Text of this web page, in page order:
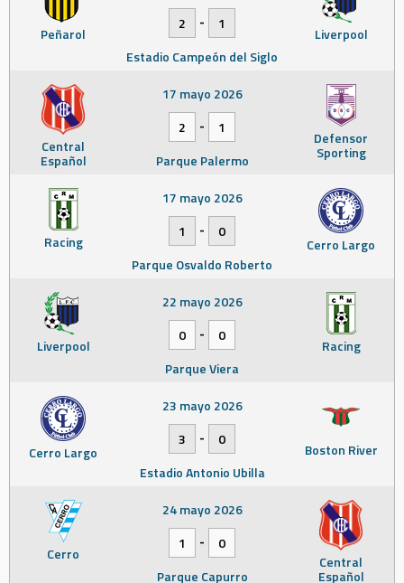
Peñarol Liverpool
2
-
1
Estadio Campeón del Siglo
Central
Español
Defensor
Sporting
17 mayo 2026
2
-
1
Parque Palermo
Racing Cerro Largo
17 mayo 2026
1
-
0
Parque Osvaldo Roberto
Liverpool Racing
22 mayo 2026
0
-
0
Parque Viera
Cerro Largo Boston River
23 mayo 2026
3
-
0
Estadio Antonio Ubilla
Cerro Central
Español
24 mayo 2026
1
-
0
Parque Capurro